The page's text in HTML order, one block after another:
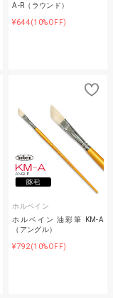
A-R（ラウンド）
¥644(10%OFF)
ホルベイン
ホルベイン 油彩筆 KM-A
（アングル）
¥792(10%OFF)